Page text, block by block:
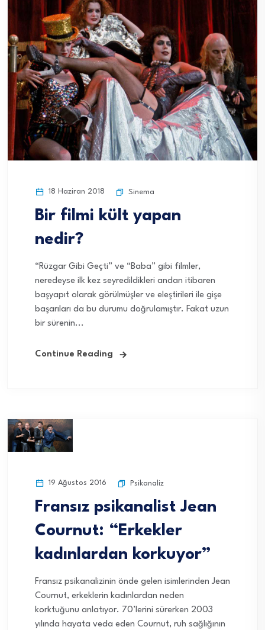
18 Haziran 2018 Sinema
Bir filmi kült yapan
nedir?
“Rüzgar Gibi Geçti” ve “Baba” gibi filmler,
neredeyse ilk kez seyredildikleri andan itibaren
başyapıt olarak görülmüşler ve eleştirileri ile gişe
başarıları da bu durumu doğrulamıştır. Fakat uzun
bir sürenin...
Continue Reading
19 Ağustos 2016 Psikanaliz
Fransız psikanalist Jean
Cournut: “Erkekler
kadınlardan korkuyor”
Fransız psikanalizinin önde gelen isimlerinden Jean
Cournut, erkeklerin kadınlardan neden
korktuğunu anlatıyor. 70’lerini sürerken 2003
yılında hayata veda eden Cournut, ruh sağlığının